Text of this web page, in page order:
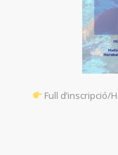
Full d’inscripció/